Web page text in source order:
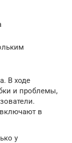
В ходе
и проблемы,
в
у